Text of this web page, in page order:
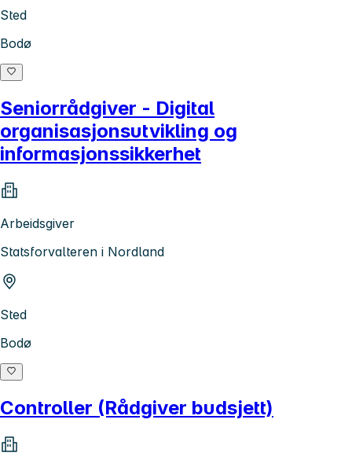
Sted
Bodø
Seniorrådgiver - Digital
organisasjonsutvikling og
informasjonssikkerhet
Arbeidsgiver
Statsforvalteren i Nordland
Sted
Bodø
Controller (Rådgiver budsjett)